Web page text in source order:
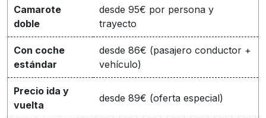
Camarote
doble
desde 95€ por persona y
trayecto
Con coche
estándar
desde 86€ (pasajero conductor +
vehículo)
Precio ida y
vuelta
desde 89€ (oferta especial)